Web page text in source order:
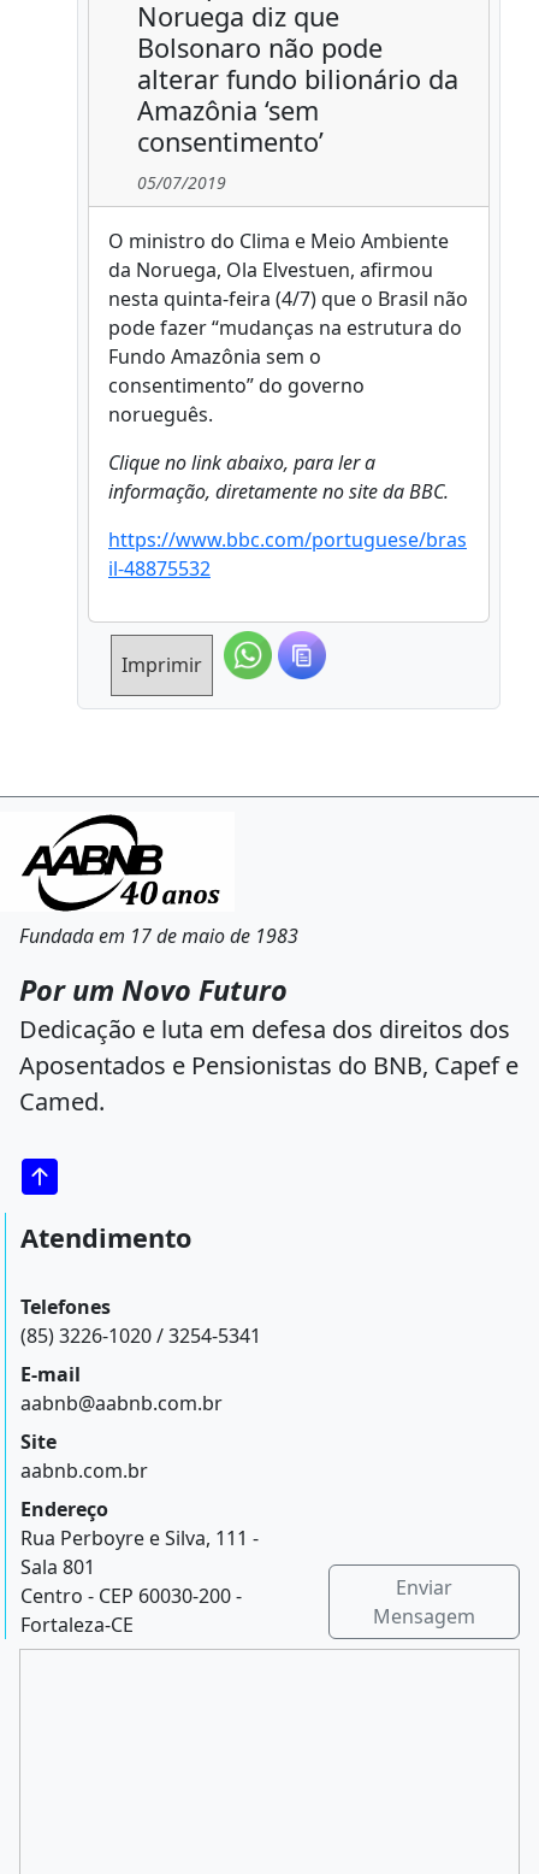
Noruega diz que
Bolsonaro não pode
alterar fundo bilionário da
Amazônia ‘sem
consentimento’
05/07/2019
O ministro do Clima e Meio Ambiente
da Noruega, Ola Elvestuen, afirmou
nesta quinta-feira (4/7) que o Brasil não
pode fazer “mudanças na estrutura do
Fundo Amazônia sem o
consentimento” do governo
norueguês.
Clique no link abaixo, para ler a
informação, diretamente no site da BBC.
https://www.bbc.com/portuguese/bras
il-48875532
Imprimir
Fundada em 17 de maio de 1983
Por um Novo Futuro
Dedicação e luta em defesa dos direitos dos
Aposentados e Pensionistas do BNB, Capef e
Camed.
Atendimento
Telefones
(85) 3226-1020 / 3254-5341
E-mail
aabnb@aabnb.com.br
Site
aabnb.com.br
Endereço
Rua Perboyre e Silva, 111 -
Sala 801
Centro - CEP 60030-200 -
Fortaleza-CE
Enviar
Mensagem